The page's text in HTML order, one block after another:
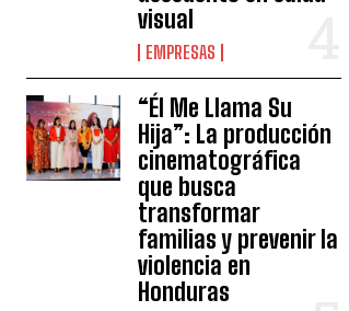
visual
EMPRESAS
“Él Me Llama Su
Hija”: La producción
cinematográfica
que busca
transformar
familias y prevenir la
violencia en
Honduras